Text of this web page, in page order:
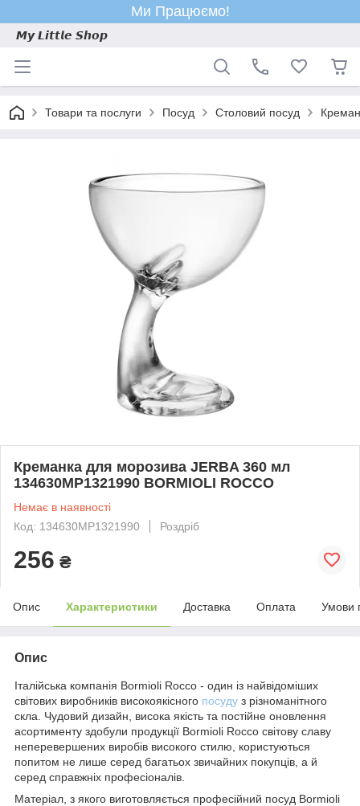
Ми Працюємо!
𝙈𝙮 𝙇𝙞𝙩𝙩𝙡𝙚 𝙎𝙝𝙤𝙥
Товари та послуги Посуд Столовий посуд
Креманка для морозива JERBA 360 мл
134630MP1321990 BORMIOLI ROCCO
Немає в наявності
Код: 134630MP1321990
Роздріб
256 ₴
Опис Характеристики Доставка Оплата Умови
Опис
Італійська компанія Bormioli Rocco - один із найвідоміших
світових виробників високоякісного посуду з різноманітного
скла. Чудовий дизайн, висока якість та постійне оновлення
асортименту здобули продукції Bormioli Rocco світову славу
неперевершених виробів високого стилю, користуються
попитом не лише серед багатьох звичайних покупців, а й
серед справжніх професіоналів.
Матеріал, з якого виготовляється професійний посуд Bormioli